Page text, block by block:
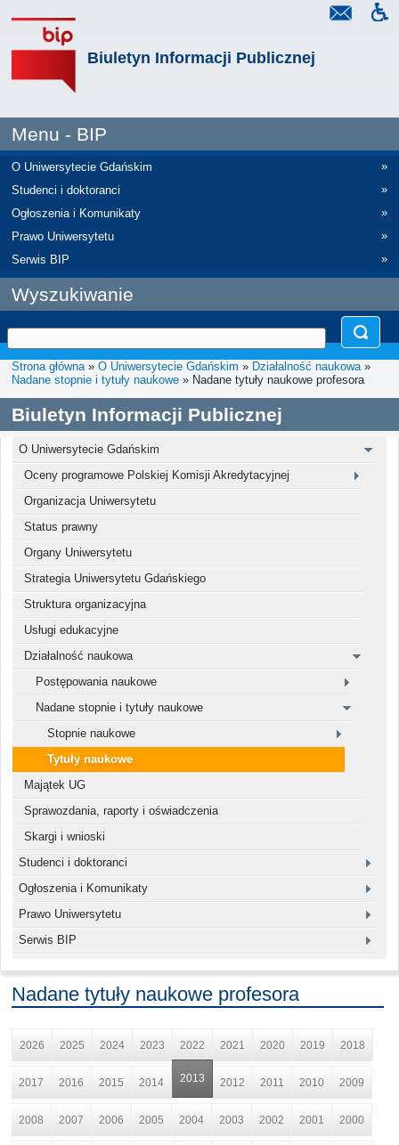
Biuletyn Informacji Publicznej
Menu - BIP
O Uniwersytecie Gdańskim
»
Studenci i doktoranci
»
Ogłoszenia i Komunikaty
»
Prawo Uniwersytetu
»
Serwis BIP
»
Wyszukiwanie
Strona główna» O Uniwersytecie Gdańskim » Działalność naukowa»
Nadane stopnie i tytuły naukowe » Nadane tytuły naukowe profesora
Biuletyn Informacji Publicznej
O Uniwersytecie Gdańskim
Oceny programowe Polskiej Komisji Akredytacyjnej
Organizacja Uniwersytetu
Status prawny
Organy Uniwersytetu
Strategia Uniwersytetu Gdańskiego
Struktura organizacyjna
Usługi edukacyjne
Działalność naukowa
Postępowania naukowe
Nadane stopnie i tytuły naukowe
Stopnie naukowe
Tytuły naukowe
Majątek UG
Sprawozdania, raporty i oświadczenia
Skargi i wnioski
Studenci i doktoranci
Ogłoszenia i Komunikaty
Prawo Uniwersytetu
Serwis BIP
Nadane tytuły naukowe profesora
2026 2025 2024 2023 2022 2021 2020 2019 2018
2017 2016 2015 2014 2013 2012 2011 2010 2009
2008 2007 2006 2005 2004 2003 2002 2001 2000